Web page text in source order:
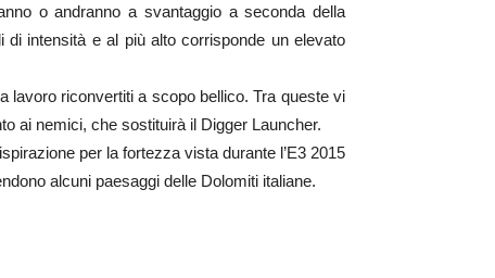
o andranno a svantaggio a seconda della
intensità e al più alto corrisponde un elevato
lavoro riconvertiti a scopo bellico. Tra queste vi
ai nemici, che sostituirà il Digger Launcher.
per la fortezza vista durante l’E3 2015
alcuni paesaggi delle Dolomiti italiane.